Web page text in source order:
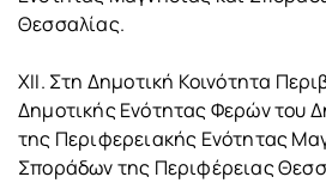
Θεσσαλίας.
XII. Στη Δημοτική Κοινότητα
Δημοτικής Ενότητας Φερών του
της Περιφερειακής Ενότητας
Σποράδων της Περιφέρειας